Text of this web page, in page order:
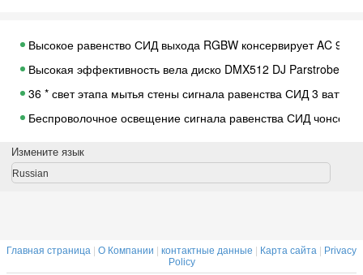
Высокое равенство СИД выхода RGBW консервирует AC
Высокая эффективность вела диско DMX512 DJ Parstrobe
36 * свет этапа мытья стены сигнала равенства СИД 3
Беспроволочное освещение сигнала равенства СИД
2.4G ISM126 направляет беспроволочное расстояние
Вне света 20PCS мытья стены СИД города
Измените язык
Russian
Главная страница | О Компании | контактные данные | Карта сайта | Privacy
Policy